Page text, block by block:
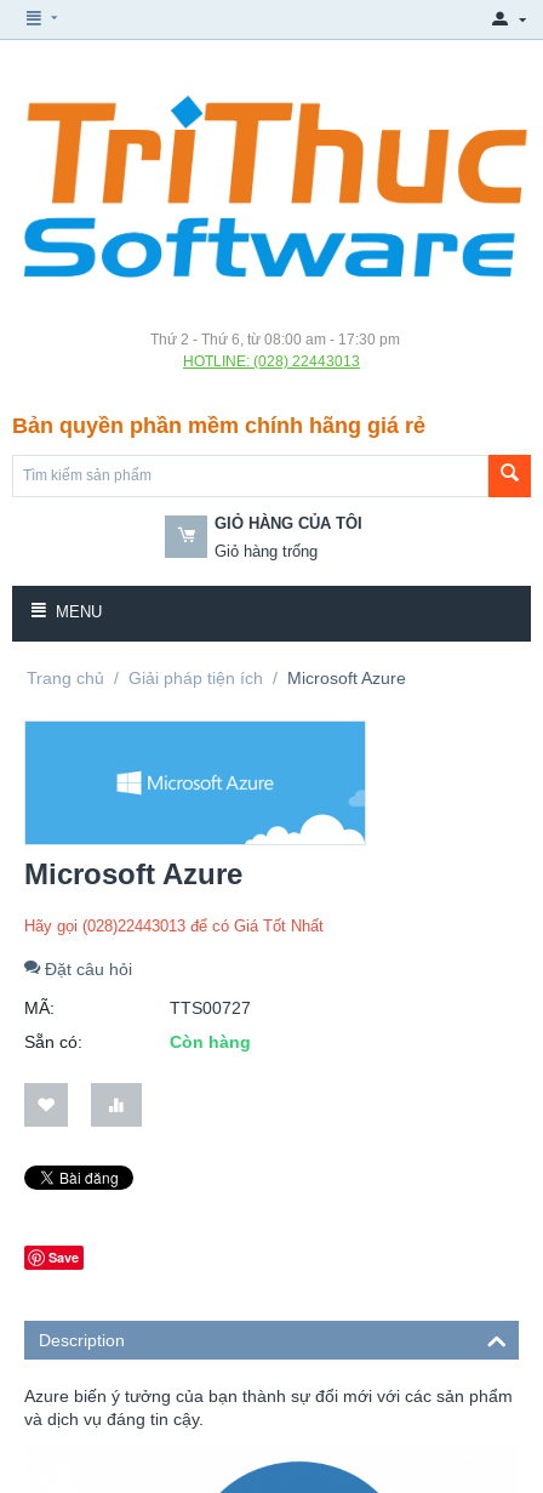
Thứ 2 - Thứ 6, từ 08:00 am - 17:30 pm
HOTLINE: (028) 22443013
Bản quyền phần mềm chính hãng giá rẻ
GIỎ HÀNG CỦA TÔI
Giỏ hàng trống
MENU
Trang chủ / Giải pháp tiện ích / Microsoft Azure
Microsoft Azure
Hãy gọi (028)22443013 để có Giá Tốt Nhất
Đặt câu hỏi
MÃ:
TTS00727
Sẵn có:
Còn hàng
Save
Description
Azure biến ý tưởng của bạn thành sự đổi mới với các sản phẩm
và dịch vụ đáng tin cậy.